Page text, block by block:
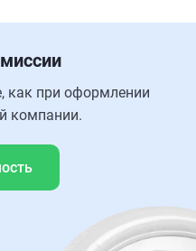
как при оформлении
компании.